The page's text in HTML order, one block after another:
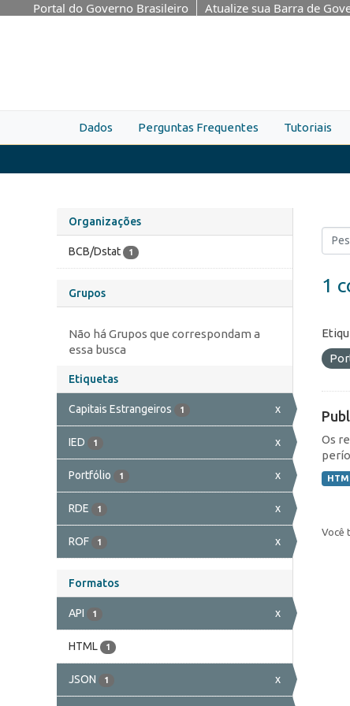
Skip to main content
Portal do Governo Brasileiro Atualize sua Barra de
Dados Perguntas Frequentes Tutoriais
Organizações
BCB/Dstat 1
Grupos
Não há Grupos que correspondam a
essa busca
Etiquetas
Capitais Estrangeiros 1 x
IED 1 x
Portfólio 1 x
RDE 1 x
ROF 1 x
Formatos
API 1 x
HTML 1
JSON 1 x
1
Os
Você